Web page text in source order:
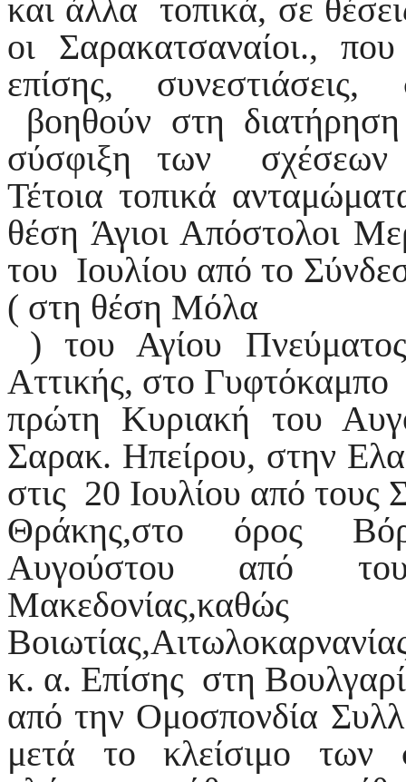
και άλλα τοπικά, σε
οι Σαρακατσαναίοι.,
επίσης, συνεστιάσεις,
βοηθούν στη
σύσφιξη των σχέσεων
Τέτοια τοπικά
θέση Άγιοι Απόστολοι
του Ιουλίου από το
( στη θέση Μόλα
) του Αγίου
Αττικής, στο Γυφτόκαμπο
πρώτη Κυριακή του
Σαρακ. Ηπείρου, στην
στις 20 Ιουλίου από
Θράκης,στο όρος
Αυγούστου από
κ. α. Επίσης στη
από την Ομοσπονδία
μετά το κλείσιμο των